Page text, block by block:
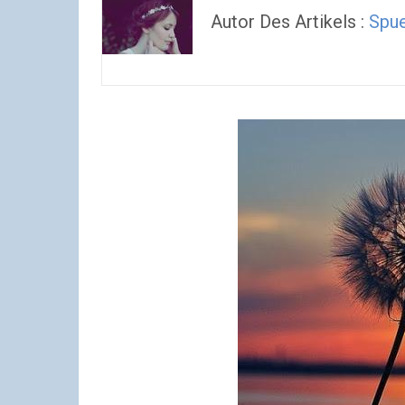
Autor Des Artikels :